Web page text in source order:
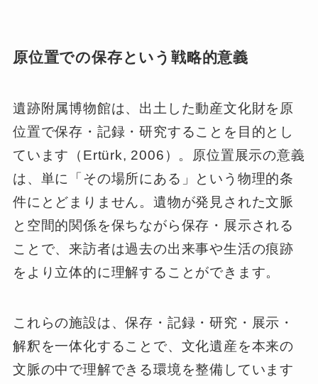
原位置での保存という戦略的意義
遺跡附属博物館は、出土した動産文化財を原
位置で保存・記録・研究することを目的とし
ています（Ertürk, 2006）。原位置展示の意義
は、単に「その場所にある」という物理的条
件にとどまりません。遺物が発見された文脈
と空間的関係を保ちながら保存・展示される
ことで、来訪者は過去の出来事や生活の痕跡
をより立体的に理解することができます。
これらの施設は、保存・記録・研究・展示・
解釈を一体化することで、文化遺産を本来の
文脈の中で理解できる環境を整備しています